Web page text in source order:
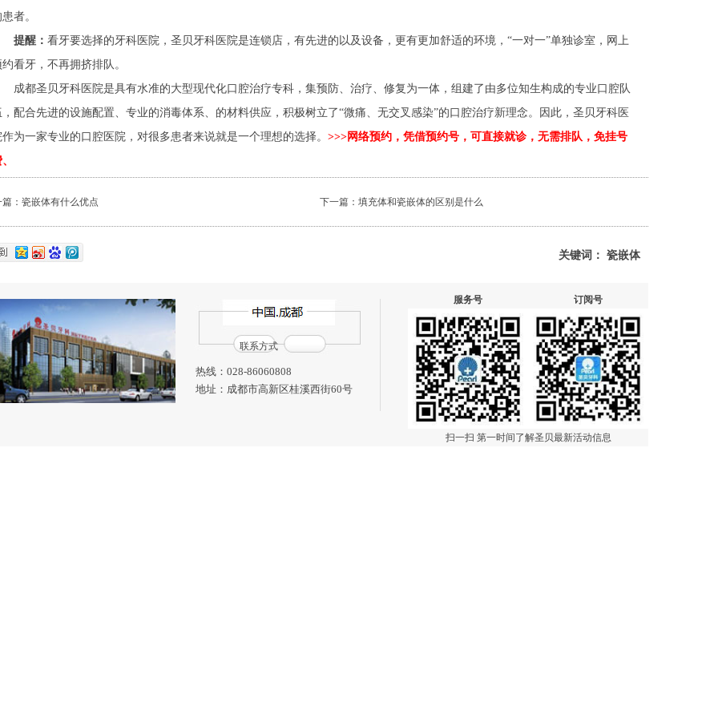
者。
提醒： 看牙要选择的牙科医院，圣贝牙科医院是连锁店，有先进的以及设备，更有更加舒适的环境，“一对一”单独诊室，网上
约看牙，不再拥挤排队。
都圣贝牙科医院是具有水准的大型现代化口腔治疗专科，集预防、治疗、修复为一体，组建了由多位知生构成的专业口腔队
，配合先进的设施配置、专业的消毒体系、的材料供应，积极树立了“微痛、无交叉感染”的口腔治疗新理念。因此，圣贝牙科医
作为一家专业的口腔医院，对很多患者来说就是一个理想的选择。 >>>网络预约，凭借预约号，可直接就诊，无需排队，免挂号
： 瓷嵌体有什么优点 下一篇： 填充体和瓷嵌体的区别是什么
关键词： 瓷嵌体
联系方式
热线：028-86060808
地址：成都市高新区桂溪西街60号
服务号 订阅号
扫一扫 第一时间了解圣贝最新活动信息